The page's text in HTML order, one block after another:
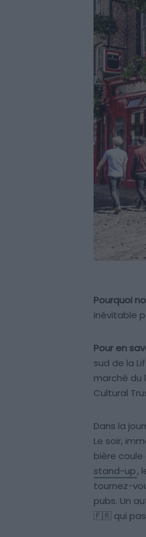
Pourquoi
inévitable
Pour en
sud de la
marché du
Cultural
Dans la
Le soir,
bière coule
stand-up,
tournez-
pubs. Un
🇫🇷 qui